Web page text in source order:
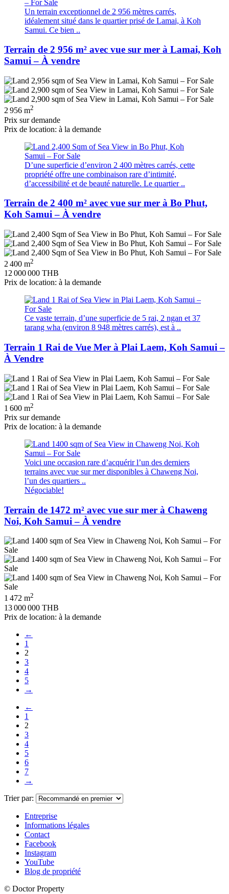
Un terrain exceptionnel de 2 956 mètres carrés,
idéalement situé dans le quartier prisé de Lamai, à Koh
Samui. Ce bien ..
Terrain de 2 956 m² avec vue sur mer à Lamai, Koh
Samui – À vendre
2 956 m2
Prix ​​sur demande
Prix de location: à la demande
D’une superficie d’environ 2 400 mètres carrés, cette
propriété offre une combinaison rare d’intimité,
d’accessibilité et de beauté naturelle. Le quartier ..
Terrain de 2 400 m² avec vue sur mer à Bo Phut,
Koh Samui – À vendre
2 400 m2
12 000 000 THB
Prix de location: à la demande
Ce vaste terrain, d’une superficie de 5 rai, 2 ngan et 37
tarang wha (environ 8 948 mètres carrés), est à ..
Terrain 1 Rai de Vue Mer à Plai Laem, Koh Samui –
À Vendre
1 600 m2
Prix ​​sur demande
Prix de location: à la demande
Voici une occasion rare d’acquérir l’un des derniers
terrains avec vue sur mer disponibles à Chaweng Noi,
l’un des quartiers ..
Négociable!
Terrain de 1472 m² avec vue sur mer à Chaweng
Noi, Koh Samui – À vendre
1 472 m2
13 000 000 THB
Prix de location: à la demande
←
1
2
3
4
5
→
←
1
2
3
4
5
6
7
→
Trier par:
Entreprise
Informations légales
Contact
Facebook
Instagram
YouTube
Blog de propriété
© Doctor Property